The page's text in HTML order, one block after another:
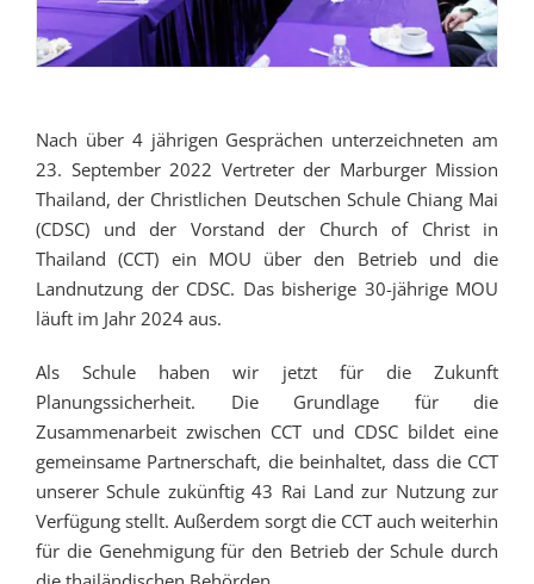
Nach über 4 jährigen Gesprächen unterzeichneten am
23. September 2022 Vertreter der Marburger Mission
Thailand, der Christlichen Deutschen Schule Chiang Mai
(CDSC) und der Vorstand der Church of Christ in
Thailand (CCT) ein MOU über den Betrieb und die
Landnutzung der CDSC. Das bisherige 30-jährige MOU
läuft im Jahr 2024 aus.
Als Schule haben wir jetzt für die Zukunft
Planungssicherheit. Die Grundlage für die
Zusammenarbeit zwischen CCT und CDSC bildet eine
gemeinsame Partnerschaft, die beinhaltet, dass die CCT
unserer Schule zukünftig 43 Rai Land zur Nutzung zur
Verfügung stellt. Außerdem sorgt die CCT auch weiterhin
für die Genehmigung für den Betrieb der Schule durch